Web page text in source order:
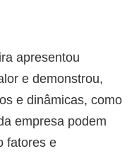
apresentou
e demonstrou,
e dinâmicas, como
empresa podem
fatores e